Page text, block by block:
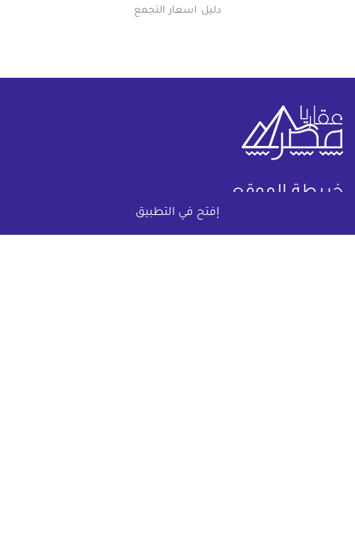
إفتح في التطبيق
دليل اسعار التجمع
خريطة الموقع
عقارات(current) أضف عقارك مجانا